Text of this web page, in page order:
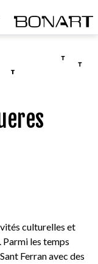
culturelles et
les temps
Ferran avec des